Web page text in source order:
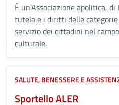
È un’Associazione apolitica,
tutela e i diritti delle categorie
servizio dei cittadini nel
culturale.
SALUTE, BENESSERE E
Sportello ALER